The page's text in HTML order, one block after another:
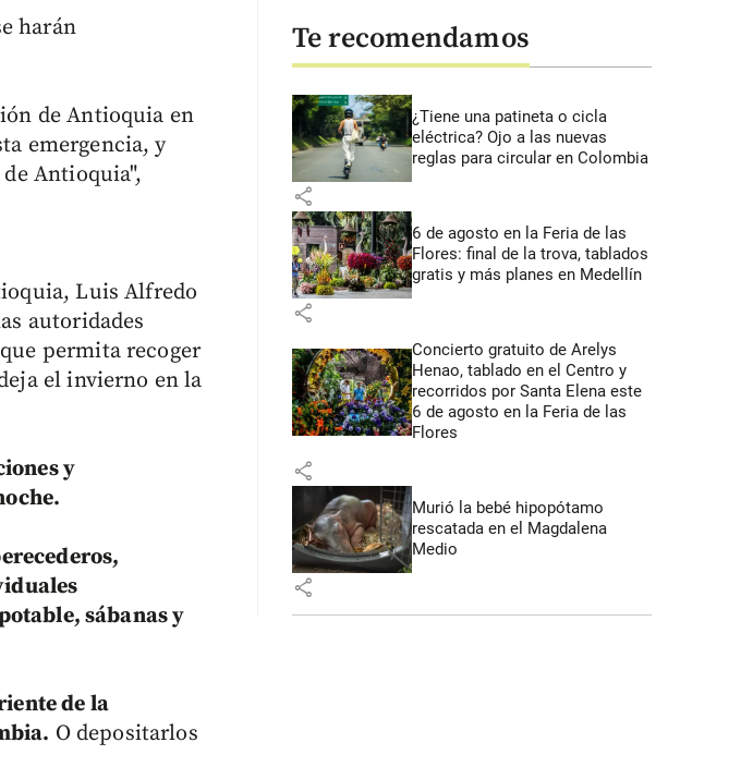
harán
de Antioquia en
emergencia, y
Antioquia",
Luis Alfredo
autoridades
permita recoger
el invierno en la
y
sábanas y
de la
O depositarlos
Te recomendamos
¿Tiene una patineta o cicla
eléctrica? Ojo a las nuevas
reglas para circular en Colombia
share
6 de agosto en la Feria de las
Flores: final de la trova, tablados
gratis y más planes en Medellín
share
Concierto gratuito de Arelys
Henao, tablado en el Centro y
recorridos por Santa Elena este
6 de agosto en la Feria de las
Flores
share
Murió la bebé hipopótamo
rescatada en el Magdalena
Medio
share